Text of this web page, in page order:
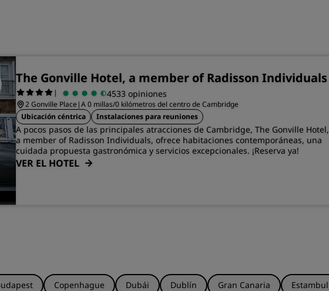
The Gonville Hotel, a member of Radisson Individuals
| 4533 opiniones
2 Gonville Place |A 0 millas/0 kilómetros del centro de Cambridge
Ubicación céntrica
Instalaciones para reuniones
A pocos pasos de las principales atracciones de Cambridge, The Gonville Hotel,
a member of Radisson Individuals, ofrece habitaciones contemporáneas, una
cuidada propuesta gastronómica y servicios excepcionales. ¡Reserva ya!
VER EL HOTEL
Copenhague Dubái Dublín Gran Canaria Estambul